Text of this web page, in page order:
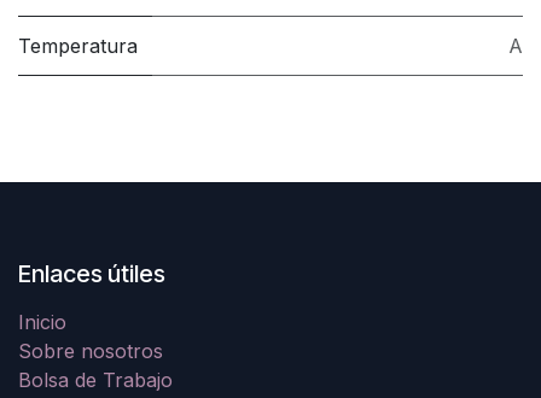
Temperatura A
Enlaces útiles
Inicio
Sobre nosotros
Bolsa de Trabajo